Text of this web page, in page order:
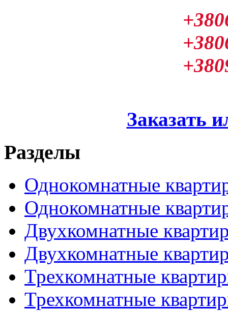
Заказать
Разделы
Однокомнатные
Однокомнатные
Двухкомнатные
Двухкомнатные
Трехкомнатные
Трехкомнатные